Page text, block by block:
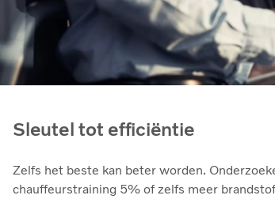
Sleutel tot efficiëntie
Zelfs het beste kan beter worden.
chauffeurstraining 5% of zelfs meer